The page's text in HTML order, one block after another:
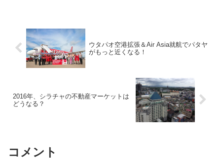
ウタパオ空港拡張＆Air Asia就航でパタヤ
がもっと近くなる！
2016年、シラチャの不動産マーケットは
どうなる？
コメント